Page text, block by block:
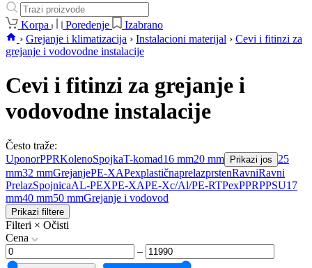
Korpa Poredenje
Izabrano
› Grejanje i klimatizacija › Instalacioni materijal › Cevi i fitinzi za
grejanje i vodovodne instalacije
Cevi i fitinzi za grejanje i
vodovodne instalacije
Često traže:
UponorPPRKolenoSpojkaT-komad16 mm20 mm Prikazi jos
25
mm32 mmGrejanjePE-XAPexplastičnaprelazprstenRavniRavni
PrelazSpojnicaAL-PEXPE-XAPE-Xc/Al/PE-RTPexPPRPPSU17
mm40 mm50 mmGrejanje i vodovod
Prikazi filtere
Filteri × Očisti
Cena
–